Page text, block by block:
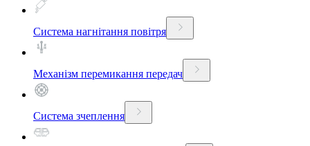
Система нагнітання повітря
Механізм перемикання передач
Система зчеплення